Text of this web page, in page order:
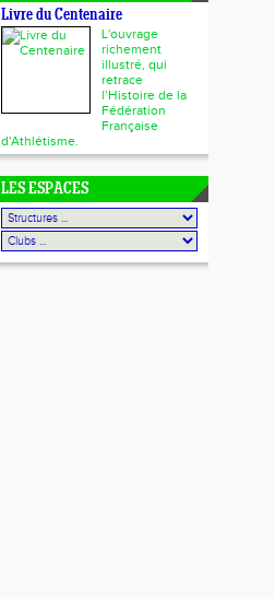
Livre du Centenaire
L'ouvrage
richement
illustré, qui
retrace
l’Histoire de la
Fédération
Française
d'Athlétisme.
LES ESPACES